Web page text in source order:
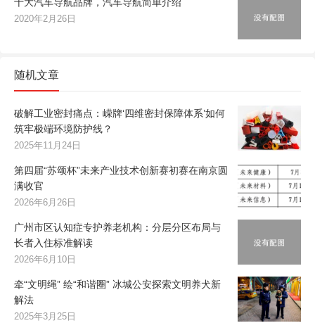
2020年2月26日
随机文章
破解工业密封痛点：嵘牌‘四维密封保障体系’如何
筑牢极端环境防护线？
2025年11月24日
第四届“苏颂杯”未来产业技术创新赛初赛在南京圆
满收官
2026年6月26日
广州市区认知症专护养老机构：分层分区布局与
长者入住标准解读
2026年6月10日
牵“文明绳” 绘“和谐圈” 冰城公安探索文明养犬新
解法
2025年3月25日